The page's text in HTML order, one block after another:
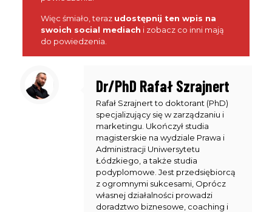
Więc śmiało, teraz udostępnij ten wpis na
swoich social mediach i zobacz co inni mają
do powiedzenia.
Dr/PhD Rafał Szrajnert
Rafał Szrajnert to doktorant (PhD)
specjalizujący się w zarządzaniu i
marketingu. Ukończył studia
magisterskie na wydziale Prawa i
Administracji Uniwersytetu
Łódzkiego, a także studia
podyplomowe. Jest przedsiębiorcą
z ogromnymi sukcesami, Oprócz
własnej działalności prowadzi
doradztwo biznesowe, coaching i
Szrajnert.
Live odbywa się 1 w miesiącu i
tylko subskrybentów email.
Wpisz swój email
WYŚLIJ